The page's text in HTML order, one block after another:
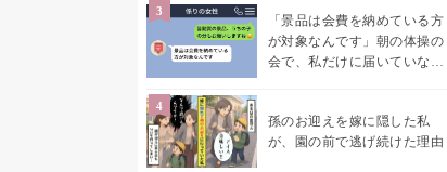
「景品は会費を納めている方
が対象なんです」朝の体操の
会で、私だけに届いていなか
孫のお迎えを嫁に隠した私
が、園の前で逃げ続けた理由